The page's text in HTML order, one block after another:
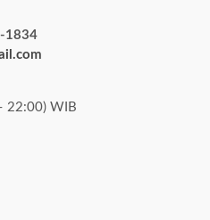
1834
22:00) WIB